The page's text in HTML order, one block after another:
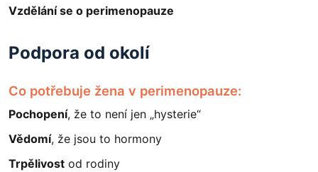
Vzdělání se o perimenopauze
Podpora od okolí
Co potřebuje žena v perimenopauze:
Pochopení, že to není jen „hysterie“
Vědomí, že jsou to hormony
Trpělivost od rodiny